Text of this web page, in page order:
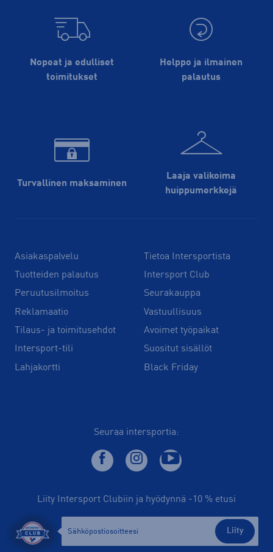
Nopeat ja edulliset
toimitukset
Helppo ja ilmainen
palautus
Turvallinen maksaminen
Laaja valikoima
huippu­merkkejä
Asiakaspalvelu
Tuotteiden palautus
Peruutusilmoitus
Reklamaatio
Tilaus- ja toimitusehdot
Intersport-tili
Lahjakortti
Tietoa Intersportista
Intersport Club
Seurakauppa
Vastuullisuus
Avoimet työpaikat
Suositut sisällöt
Black Friday
Seuraa intersportia:
Liity Intersport Clubiin ja hyödynnä -10 % etusi
Liity